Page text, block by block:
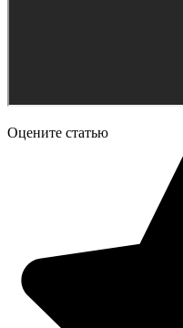
Оцените статью